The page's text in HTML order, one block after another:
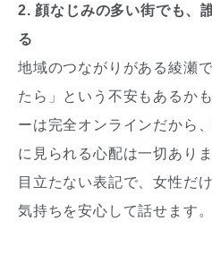
2. 顔なじみの多い街でも、
る
地域のつながりがある綾瀬
たら」という不安もあるか
ーは完全オンラインだから
に見られる心配は一切あり
目立たない表記で、女性だ
気持ちを安心して話せます。